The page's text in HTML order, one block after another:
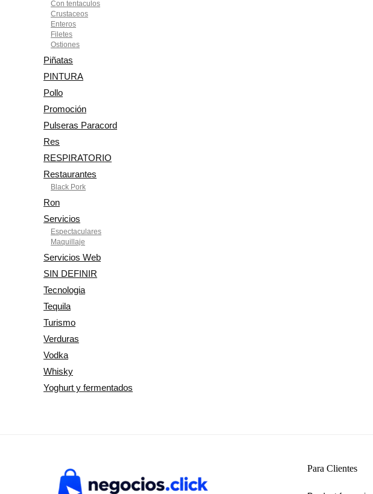
Con tentaculos
Crustaceos
Enteros
Filetes
Ostiones
Piñatas
PINTURA
Pollo
Promoción
Pulseras Paracord
Res
RESPIRATORIO
Restaurantes
Black Pork
Ron
Servicios
Espectaculares
Maquillaje
Servicios Web
SIN DEFINIR
Tecnologia
Tequila
Turismo
Verduras
Vodka
Whisky
Yoghurt y fermentados
Para Clientes